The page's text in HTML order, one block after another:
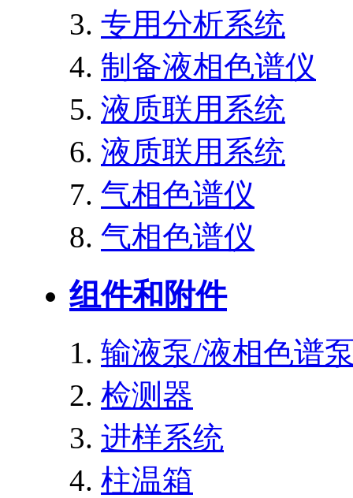
专用分析系统
制备液相色谱仪
液质联用系统
液质联用系统
气相色谱仪
气相色谱仪
组件和附件
输液泵/液相色谱
检测器
进样系统
柱温箱